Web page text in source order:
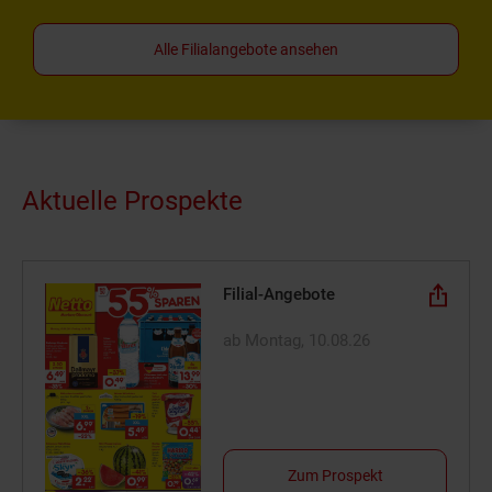
Alle Filialangebote ansehen
Aktuelle Prospekte
Filial-Angebote
Zum Prospekt